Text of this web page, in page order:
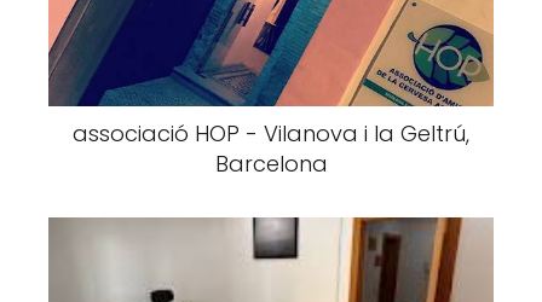
associació HOP - Vilanova i la Geltrú,
Barcelona